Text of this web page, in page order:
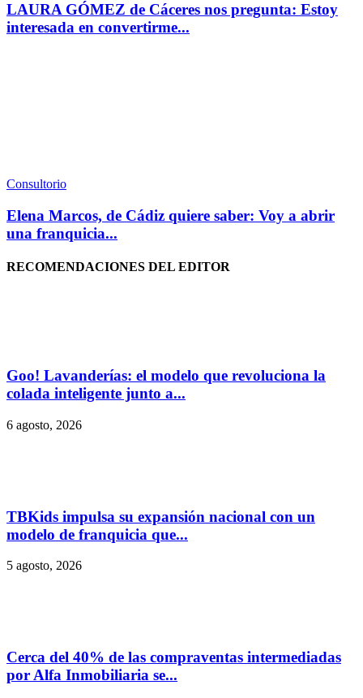
LAURA GÓMEZ de Cáceres nos pregunta: Estoy
interesada en convertirme...
Consultorio
Elena Marcos, de Cádiz quiere saber: Voy a abrir
una franquicia...
RECOMENDACIONES DEL EDITOR
Goo! Lavanderías: el modelo que revoluciona la
colada inteligente junto a...
6 agosto, 2026
TBKids impulsa su expansión nacional con un
modelo de franquicia que...
5 agosto, 2026
Cerca del 40% de las compraventas intermediadas
por Alfa Inmobiliaria se...